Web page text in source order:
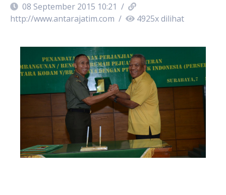
08 September 2015 10:21 /
http://www.antarajatim.com / 4925x dilihat